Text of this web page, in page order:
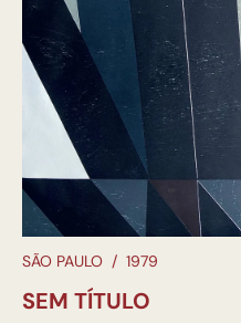
SÃO PAULO / 1979
SEM TÍTULO